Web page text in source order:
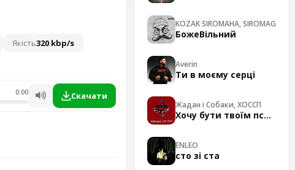
Якість320 kbp/s
0:00 Скачати
KOZAK SIROMAHA, SIROMAG
БожеВільний
Averin
Ти в моєму серці
Жадан і Собаки, ХОССП
Хочу бути твоїм псом - Cover
ENLEO
сто зі ста